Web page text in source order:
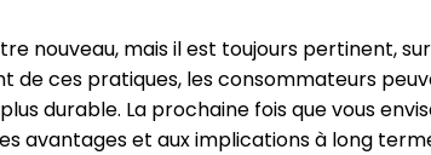
nouveau, mais il est toujours pertinent,
de ces pratiques, les consommateurs
durable. La prochaine fois que vous
avantages et aux implications à long